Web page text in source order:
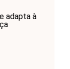
adapta à